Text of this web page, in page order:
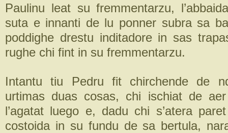
Paulinu leat su fremmentarzu,
suta e innanti de lu ponner subra sa
poddighe drestu inditadore in sas
rughe chi fint in su fremmentarzu.
Intantu tiu Pedru fit chirchende de
urtimas duas cosas, chi ischiat de
l’agatat luego e, dadu chi s’atera
costoida in su fundu de sa bertula,